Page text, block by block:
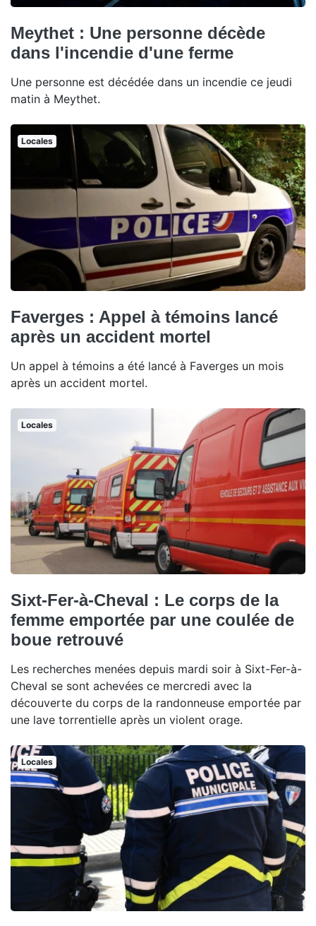
Meythet : Une personne décède
dans l'incendie d'une ferme
Une personne est décédée dans un incendie ce jeudi
matin à Meythet.
Locales
Faverges : Appel à témoins lancé
après un accident mortel
Un appel à témoins a été lancé à Faverges un mois
après un accident mortel.
Locales
Sixt-Fer-à-Cheval : Le corps de la
femme emportée par une coulée de
boue retrouvé
Les recherches menées depuis mardi soir à Sixt-Fer-à-
Cheval se sont achevées ce mercredi avec la
découverte du corps de la randonneuse emportée par
une lave torrentielle après un violent orage.
Locales